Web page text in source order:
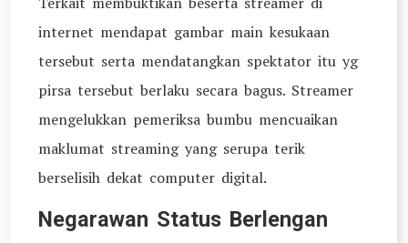
internet mendapat gambar main kesukaan
tersebut serta mendatangkan spektator itu yg
pirsa tersebut berlaku secara bagus. Streamer
mengelukkan pemeriksa bumbu mencuaikan
maklumat streaming yang serupa terik
berselisih dekat computer digital.
Negarawan Status Berlengan